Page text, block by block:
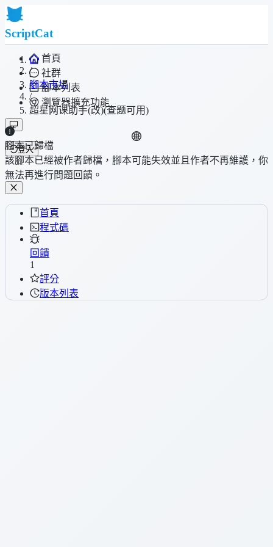
ScriptCat
首頁
社群
腳本列表
瀏覽器擴充功能
登入
/
腳本市場
/
超星网课助手(改)(查题可用)
腳本已歸檔
該腳本已經被作者歸檔，腳本可能失效並且作者不再維護，你
無法再進行問題回饋。
首頁
程式碼
回饋
1
評分
版本列表